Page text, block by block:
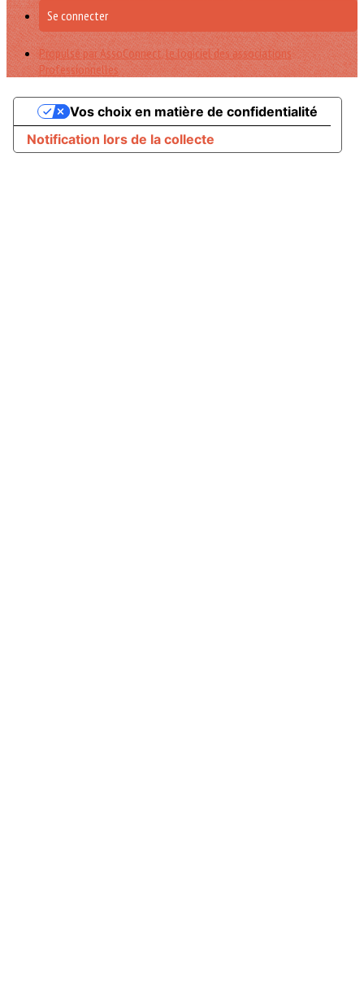
Se connecter
Propulsé par AssoConnect, le logiciel des associations
Professionnelles
Notification lors de la collecte
Vos choix en matière de confidentialité